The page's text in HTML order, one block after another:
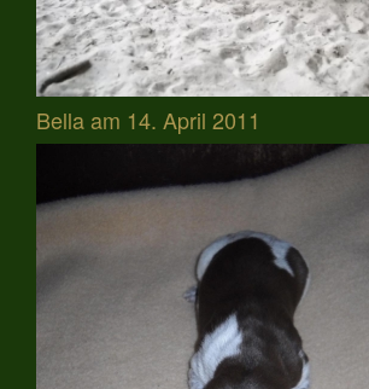
Bella am 14. April 2011